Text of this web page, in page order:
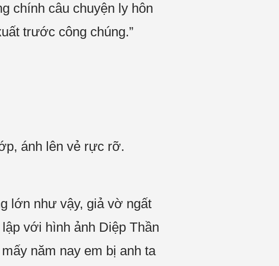
chính câu chuyện ly hôn
trước công chúng.”
ánh lên vẻ rực rỡ.
lớn như vậy, giả vờ ngất
với hình ảnh Diệp Thần
năm nay em bị anh ta